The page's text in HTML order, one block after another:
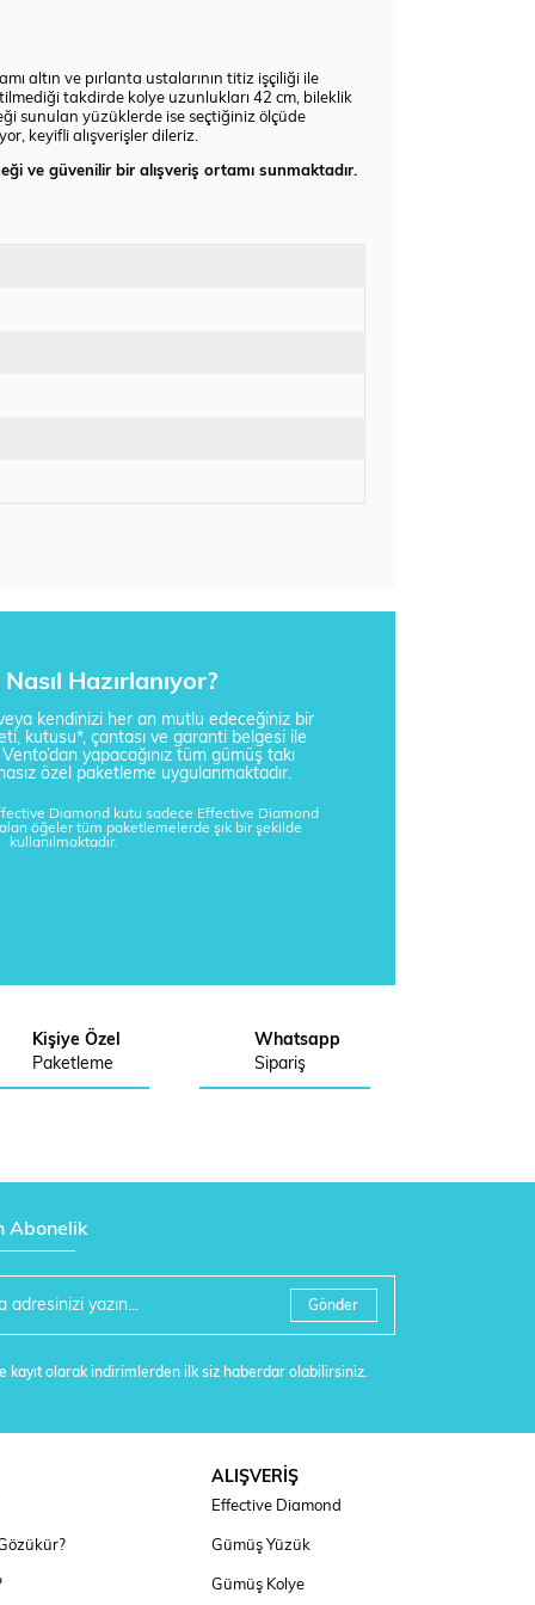
altın ve pırlanta ustalarının titiz işçiliği ile
takdirde kolye uzunlukları 42 cm, bileklik
sunulan yüzüklerde ise seçtiğiniz ölçüde
keyifli alışverişler dileriz.
ve güvenilir bir alışveriş ortamı sunmaktadır.
Hazırlanıyor?
kendinizi her an mutlu edeceğiniz bir
kutusu*, çantası ve garanti belgesi ile
yapacağınız tüm gümüş takı
özel paketleme uygulanmaktadır.
Diamond kutu sadece Effective Diamond
öğeler tüm paketlemelerde şık bir şekilde
kullanılmaktadır.
Kişiye Özel
Paketleme
Whatsapp
Sipariş
Abonelik
Gönder
kayıt olarak indirimlerden ilk siz haberdar olabilirsiniz.
ALIŞVERİŞ
Effective Diamond
Gümüş Yüzük
Gümüş Kolye